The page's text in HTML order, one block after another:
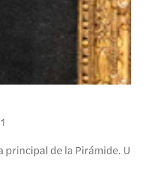
de la Pirámide.